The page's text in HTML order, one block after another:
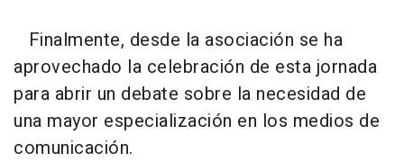
Finalmente, desde la asociación se ha
aprovechado la celebración de esta jornada
para abrir un debate sobre la necesidad de
una mayor especialización en los medios de
comunicación.